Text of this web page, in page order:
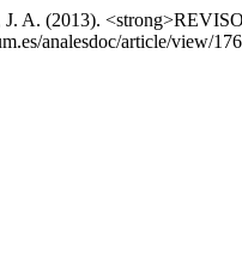
J. A. (2013).
analesdoc/article/view/